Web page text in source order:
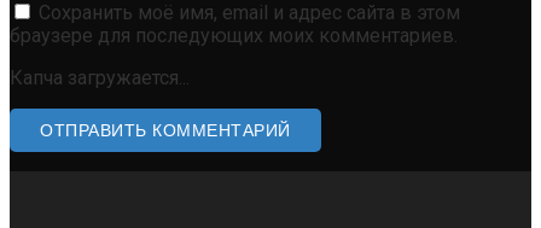
Сохранить моё имя, email и адрес сайта в этом
браузере для последующих моих комментариев.
Капча загружается...